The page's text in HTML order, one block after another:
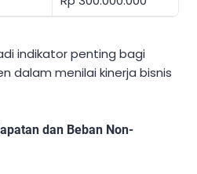
indikator penting bagi
dalam menilai kinerja bisnis
dan Beban Non-